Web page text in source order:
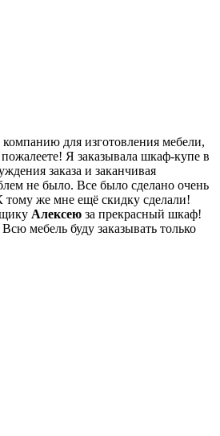
для изготовления мебели,
Я заказывала шкаф-купе в
заказа и заканчивая
не было. Все было сделано очень
тому же мне ещё скидку сделали!
Алексею за прекрасный шкаф!
мебель буду заказывать только